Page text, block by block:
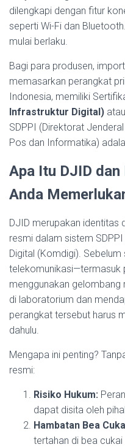
dilengkapi dengan fitur
seperti Wi-Fi dan
mulai berlaku.
Bagi para produsen,
memasarkan perangkat
Indonesia, memiliki
Infrastruktur Digital)
SDPPI (Direktorat
Pos dan Informatika)
Apa Itu DJID
Anda
DJID merupakan identitas
resmi dalam sistem
Digital (Komdigi).
telekomunikasi—termasuk
menggunakan
di laboratorium dan
perangkat tersebut harus
dahulu.
Mengapa ini penting?
resmi:
Risiko Hukum:
dapat disita oleh
Hambatan Bea
tertahan di bea